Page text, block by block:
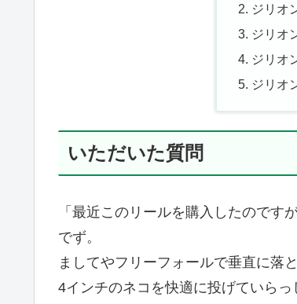
ジリオ
ジリオ
ジリオ
ジリオ
いただいた質問
「最近このリールを購入したので
でず。
ましてやフリーフォールで垂直に落
4インチのネコを快適に投げていら